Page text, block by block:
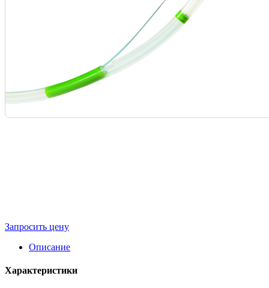
Запросить цену
Описание
Характеристики